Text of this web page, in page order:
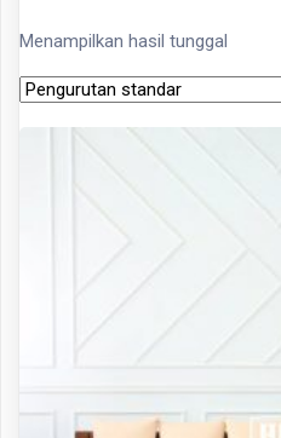
Menampilkan hasil tunggal